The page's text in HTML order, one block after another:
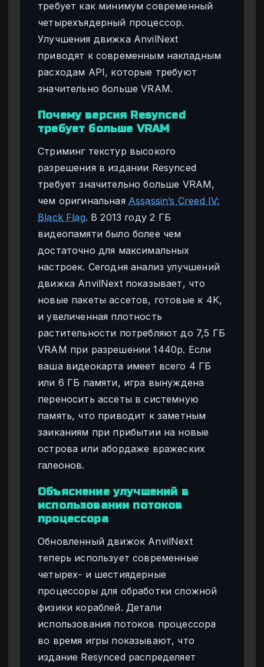
требует как минимум современный
четырехъядерный процессор.
Улучшения движка AnvilNext
приводят к современным накладным
расходам API, которые требуют
значительно больше VRAM.
Почему версия Resynced
требует больше VRAM
Стриминг текстур высокого
разрешения в издании Resynced
требует значительно больше VRAM,
чем оригинальная Assassin’s Creed IV:
Black Flag. В 2013 году 2 ГБ
видеопамяти было более чем
достаточно для максимальных
настроек. Сегодня анализ улучшений
движка AnvilNext показывает, что
новые пакеты ассетов, готовые к 4K,
и увеличенная плотность
растительности потребляют до 7,5 ГБ
VRAM при разрешении 1440p. Если
ваша видеокарта имеет всего 4 ГБ
или 6 ГБ памяти, игра вынуждена
переносить ассеты в системную
память, что приводит к заметным
заиканиям при прибытии на новые
острова или абордаже вражеских
галеонов.
Объяснение улучшений в
использовании потоков
процессора
Обновленный движок AnvilNext
теперь использует современные
четырех- и шестиядерные
процессоры для обработки сложной
физики кораблей. Детали
использования потоков процессора
во время игры показывают, что
издание Resynced распределяет